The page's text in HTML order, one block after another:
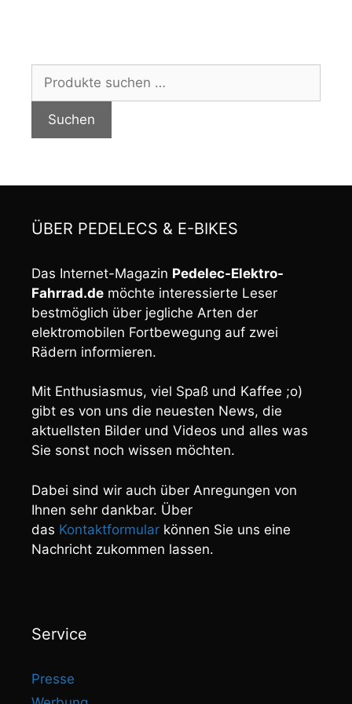
nach:
Suchen
ÜBER PEDELECS & E-BIKES
Das Internet-Magazin Pedelec-Elektro-
Fahrrad.de möchte interessierte Leser
bestmöglich über jegliche Arten der
elektromobilen Fortbewegung auf zwei
Rädern informieren.
Mit Enthusiasmus, viel Spaß und Kaffee ;o)
gibt es von uns die neuesten News, die
aktuellsten Bilder und Videos und alles was
Sie sonst noch wissen möchten.
Dabei sind wir auch über Anregungen von
Ihnen sehr dankbar. Über
das Kontaktformular können Sie uns eine
Nachricht zukommen lassen.
Service
Presse